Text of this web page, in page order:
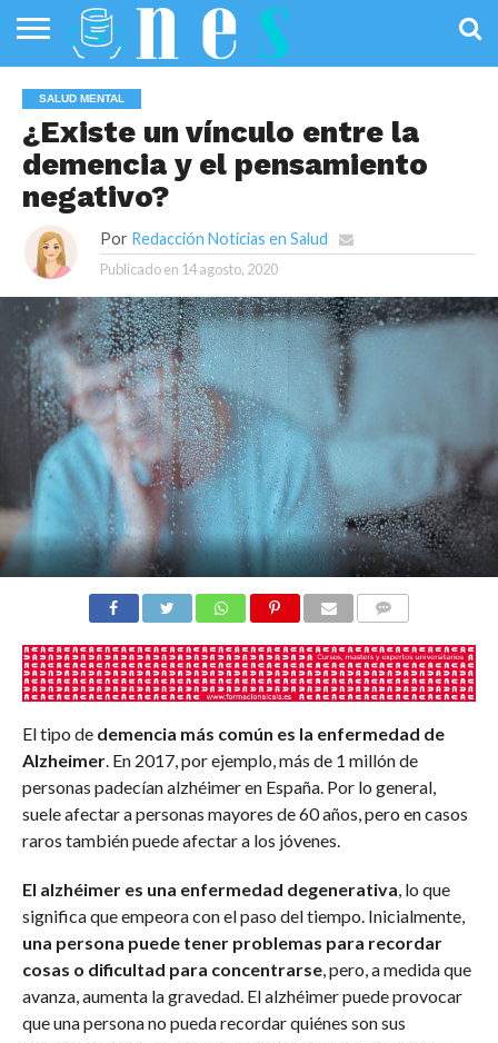
PÚBLICA
SANIDAD
INVESTIGACIÓN
ENTREVISTAS
PROFESIONALES
DE LA SALUD
INFOGRAFÍAS
DE SALUD
OPINIÓN
SALUD MENTAL
¿Existe un vínculo entre la
demencia y el pensamiento
negativo?
Por Redacción Noticias en Salud
Publicado en 14 agosto, 2020
El tipo de demencia más común es la enfermedad de
Alzheimer. En 2017, por ejemplo, más de 1 millón de
personas padecían alzhéimer en España. Por lo general,
suele afectar a personas mayores de 60 años, pero en casos
raros también puede afectar a los jóvenes.
El alzhéimer es una enfermedad degenerativa , lo que
significa que empeora con el paso del tiempo. Inicialmente,
una persona puede tener problemas para recordar
cosas o dificultad para concentrarse, pero, a medida que
avanza, aumenta la gravedad. El alzhéimer puede provocar
que una persona no pueda recordar quiénes son sus